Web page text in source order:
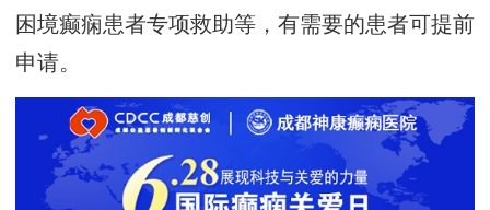
困境癫痫患者专项救助等，有需要的患者可提前
申请。